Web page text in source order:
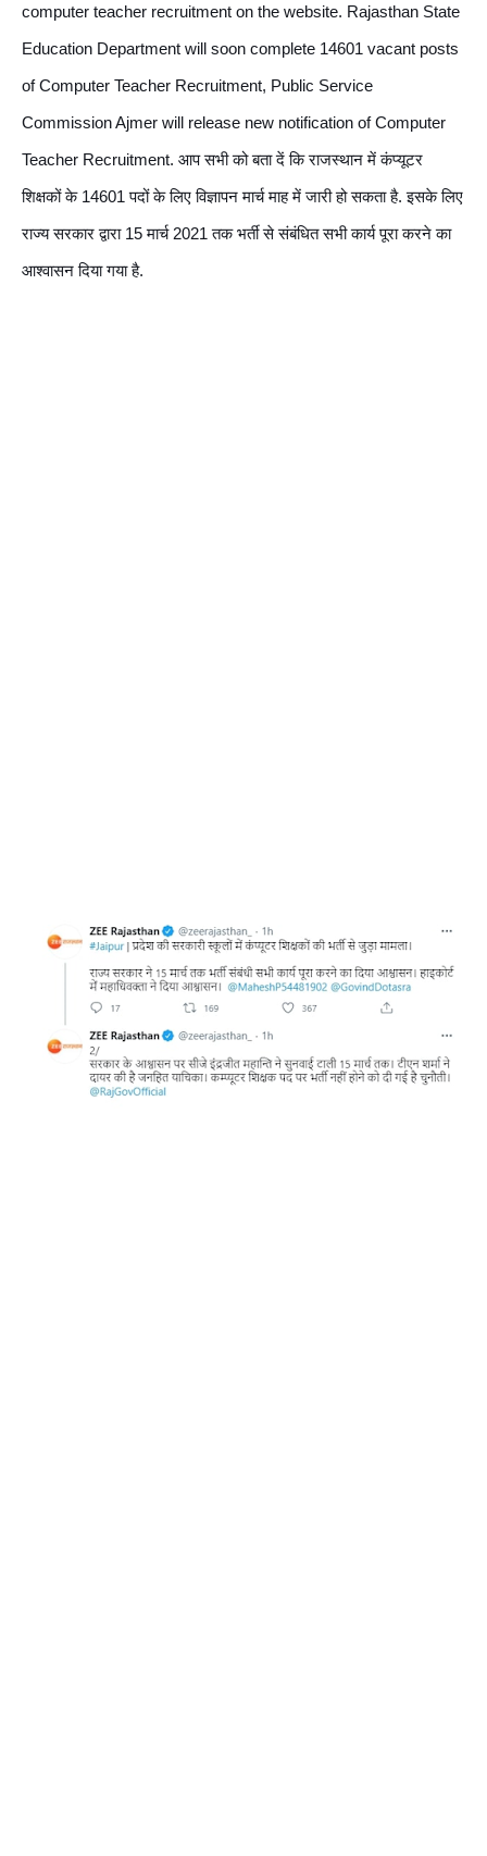
computer teacher recruitment on the website. Rajasthan State
Education Department will soon complete 14601 vacant posts
of Computer Teacher Recruitment, Public Service
Commission Ajmer will release new notification of Computer
Teacher Recruitment. आप सभी को बता दें कि राजस्थान में कंप्यूटर
शिक्षकों के 14601 पदों के लिए विज्ञापन मार्च माह में जारी हो सकता है. इसके लिए
राज्य सरकार द्वारा 15 मार्च 2021 तक भर्ती से संबंधित सभी कार्य पूरा करने का
आश्वासन दिया गया है.